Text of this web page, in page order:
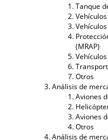
Tanque
(MRAP)
Otros
Análisis de
Aviones
Aviones
Otros
Análisis de